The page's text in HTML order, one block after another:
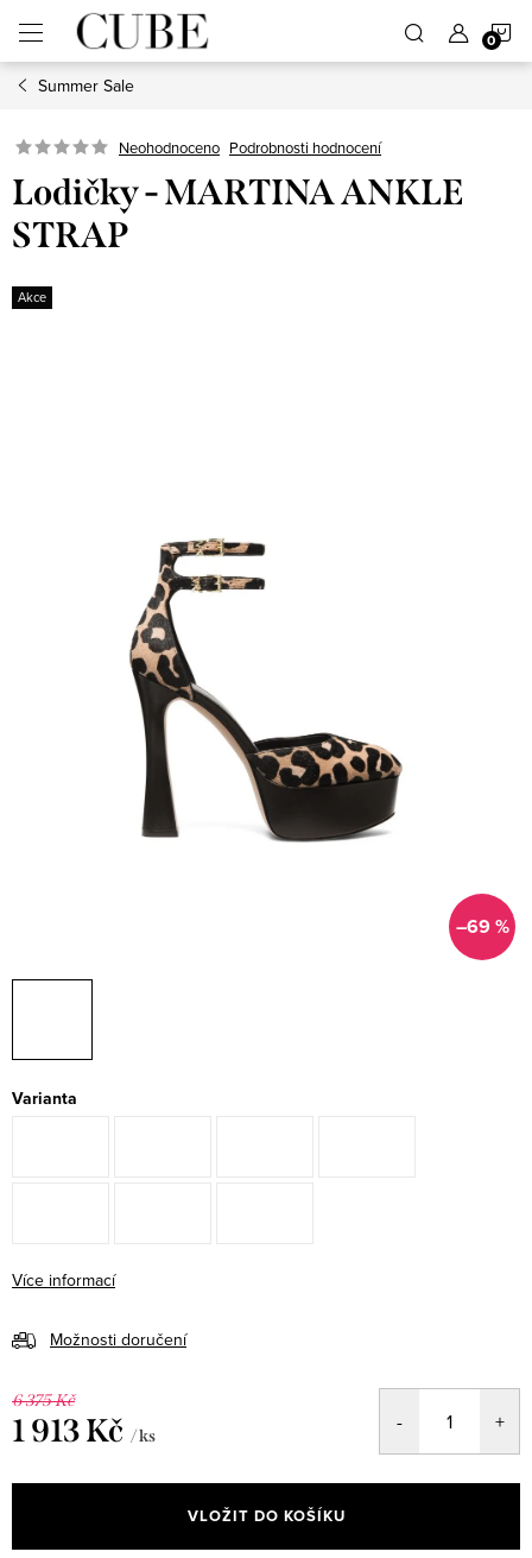
obsah
Summer Sale
Neohodnoceno Podrobnosti hodnocení
Lodičky - MARTINA ANKLE
STRAP
Akce
–69 %
Varianta
Více informací
Možnosti doručení
6 375 Kč
1 913 Kč / ks
cena:
VLOŽIT DO KOŠÍKU